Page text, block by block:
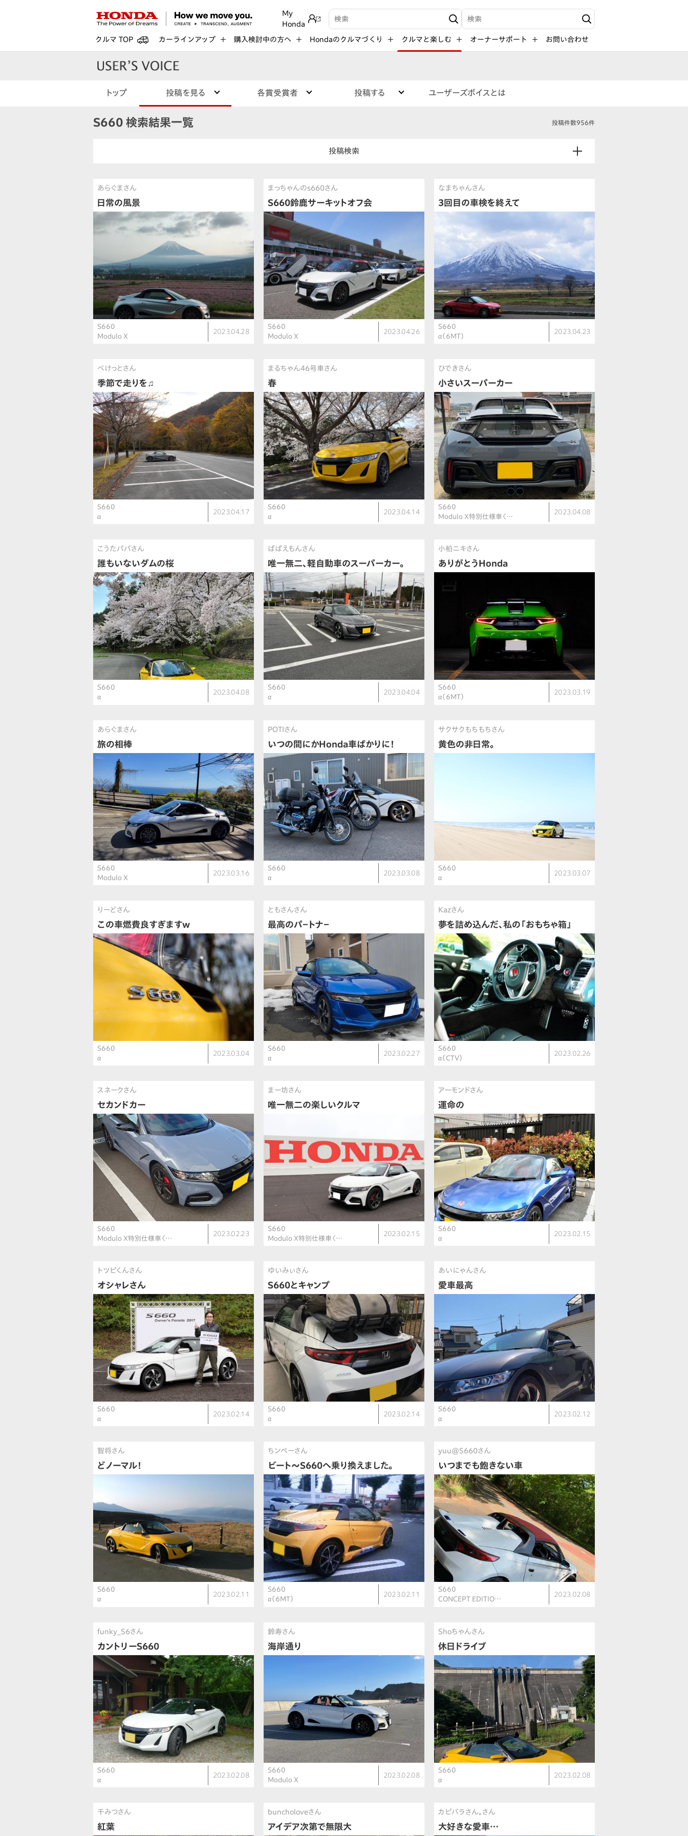
My
Honda
検索キーワード入力 検索キーワード入力
クルマ TOP カーラインアップ 購入検討中の方へ Hondaのクルマづくり クルマと楽しむ オーナーサポート お問い合わせ
トップ 投稿を見る 各賞受賞者 投稿する ユーザーズボイスとは
S660 検索結果一覧 投稿件数956件
投稿検索
あらぐまさん
日常の風景
S660
Modulo X
2023.04.28
まっちゃんのs660さん
S660鈴鹿サーキットオフ会
S660
Modulo X
2023.04.26
なまちゃんさん
3回目の車検を終えて
S660
α（6MT）
2023.04.23
べけっとさん
季節で走りを♫
S660
α
2023.04.17
まるちゃん46号車さん
春
S660
α
2023.04.14
ひできさん
小さいスーパーカー
S660
Modulo X特別仕様車〈…
2023.04.08
こうたパパさん
誰もいないダムの桜
S660
α
2023.04.08
ぱぱえもんさん
唯一無二、軽自動車のスーパーカー。
S660
α
2023.04.04
小柏ニキさん
ありがとうHonda
S660
α（6MT）
2023.03.19
あらぐまさん
旅の相棒
S660
Modulo X
2023.03.16
POTIさん
いつの間にかHonda車ばかりに！
S660
α
2023.03.08
サクサクもちもちさん
黄色の非日常。
S660
α
2023.03.07
りーどさん
この車燃費良すぎますw
S660
α
2023.03.04
ともさんさん
最高のパ－トナ－
S660
α
2023.02.27
Kazさん
夢を詰め込んだ、私の「おもちゃ箱」
S660
α（CTV）
2023.02.26
スネークさん
セカンドカー
S660
Modulo X特別仕様車〈…
2023.02.23
まー坊さん
唯一無二の楽しいクルマ
S660
Modulo X特別仕様車〈…
2023.02.15
アーモンドさん
運命の
S660
α
2023.02.15
トツピくんさん
オシャレさん
S660
α
2023.02.14
ゆいみぃさん
S660とキャンプ
S660
α
2023.02.14
あいにゃんさん
愛車最高
S660
α
2023.02.12
智将さん
どノーマル！
S660
α
2023.02.11
ちンペーさん
ビート〜S660へ乗り換えました。
S660
α（6MT）
2023.02.11
yuu@S660さん
いつまでも飽きない車
S660
CONCEPT EDITIO…
2023.02.08
funky_S6さん
カントリーS660
S660
α
2023.02.08
鈴寿さん
海岸通り
S660
Modulo X
2023.02.08
Shoちゃんさん
休日ドライブ
S660
α
2023.02.08
千みつさん
紅葉
buncholoveさん
アイデア次第で無限大
カピバラさん。さん
大好きな愛車…